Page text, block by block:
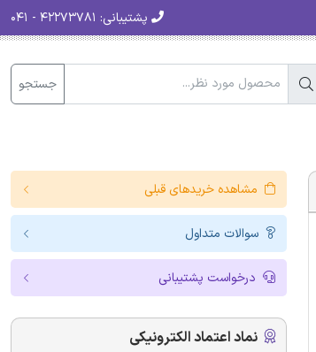
پشتیبانی:
جستجو
مشاهده خریدهای قبلی
سوالات متداول
درخواست پشتیبانی
نماد اعتماد الکترونیکی